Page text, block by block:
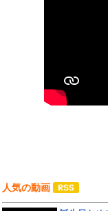
人気の動画